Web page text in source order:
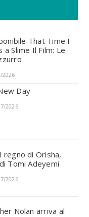
That Time I
Slime Il Film: Le
2026
Day
2026
regno di Orisha,
Tomi Adeyemi
2026
Nolan arriva al